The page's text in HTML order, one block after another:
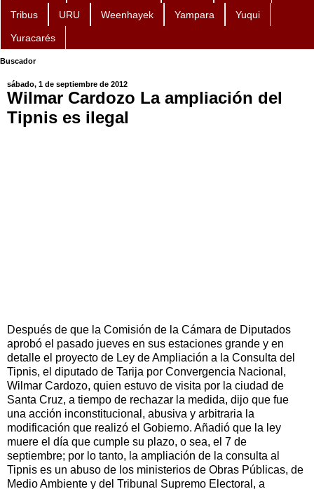
Tribus URU Weenhayek Yampara Yuqui
Yuracarés
Buscador
sábado, 1 de septiembre de 2012
Wilmar Cardozo La ampliación del
Tipnis es ilegal
Después de que la Comisión de la Cámara de Diputados
aprobó el pasado jueves en sus estaciones grande y en
detalle el proyecto de Ley de Ampliación a la Consulta del
Tipnis, el diputado de Tarija por Convergencia Nacional,
Wilmar Cardozo, quien estuvo de visita por la ciudad de
Santa Cruz, a tiempo de rechazar la medida, dijo que fue
una acción inconstitucional, abusiva y arbitraria la
modificación que realizó el Gobierno. Añadió que la ley
muere el día que cumple su plazo, o sea, el 7 de
septiembre; por lo tanto, la ampliación de la consulta al
Tipnis es un abuso de los ministerios de Obras Públicas, de
Medio Ambiente y del Tribunal Supremo Electoral, a